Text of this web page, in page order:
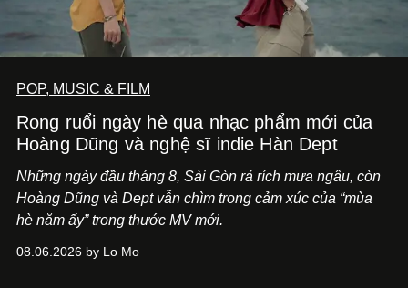
POP, MUSIC & FILM
Rong ruổi ngày hè qua nhạc phẩm mới của
Hoàng Dũng và nghệ sĩ indie Hàn Dept
Những ngày đầu tháng 8, Sài Gòn rả rích mưa ngâu, còn
Hoàng Dũng và Dept vẫn chìm trong cảm xúc của “mùa
hè năm ấy” trong thước MV mới.
08.06.2026 by Lo Mo